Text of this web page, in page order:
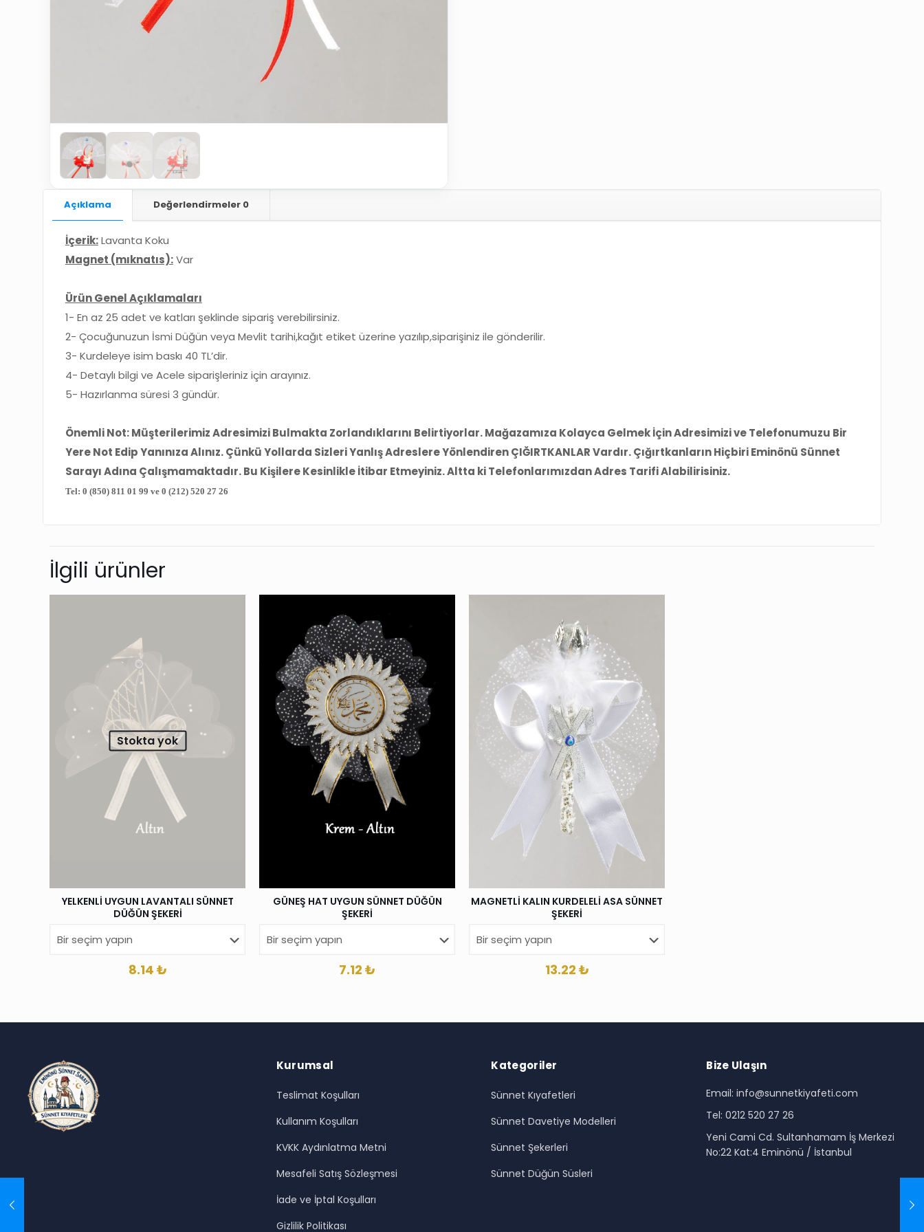
Açıklama Değerlendirmeler 0
İçerik:Lavanta Koku
Magnet (mıknatıs):Var
Ürün Genel Açıklamaları
1- En az 25 adet ve katları şeklinde sipariş verebilirsiniz.
2- Çocuğunuzun İsmi Düğün veya Mevlit tarihi,kağıt etiket üzerine yazılıp,siparişiniz ile gönderilir.
3- Kurdeleye isim baskı 40 TL’dir.
4- Detaylı bilgi ve Acele siparişleriniz için arayınız.
5- Hazırlanma süresi 3 gündür.
Önemli Not: Müşterilerimiz Adresimizi Bulmakta Zorlandıklarını Belirtiyorlar. Mağazamıza Kolayca Gelmek İçin Adresimizi ve Telefonumuzu Bir
Yere Not Edip Yanınıza Alınız. Çünkü Yollarda Sizleri Yanlış Adreslere Yönlendiren ÇIĞIRTKANLAR Vardır. Çığırtkanların Hiçbiri Eminönü Sünnet
Sarayı Adına Çalışmamaktadır. Bu Kişilere Kesinlikle İtibar Etmeyiniz. Altta ki Telefonlarımızdan Adres Tarifi Alabilirisiniz.
Tel: 0 (850) 811 01 99 ve0 (212) 520 27 26
İlgili ürünler
Stokta yok
YELKENLİ UYGUN LAVANTALI SÜNNET
DÜĞÜN ŞEKERİ
8.14 ₺
GÜNEŞ HAT UYGUN SÜNNET DÜĞÜN
ŞEKERİ
7.12 ₺
MAGNETLİ KALIN KURDELELİ ASA SÜNNET
ŞEKERİ
13.22 ₺
Kurumsal
Teslimat Koşulları
Kullanım Koşulları
KVKK Aydınlatma Metni
Mesafeli Satış Sözleşmesi
İade ve İptal Koşulları
Gizlilik Politikası
Kategoriler
Sünnet Kıyafetleri
Sünnet Davetiye Modelleri
Sünnet Şekerleri
Sünnet Düğün Süsleri
Bize Ulaşın
Email: info@sunnetkiyafeti.com
Tel: 0212 520 27 26
Yeni Cami Cd. Sultanhamam İş Merkezi
No:22 Kat:4 Eminönü / İstanbul